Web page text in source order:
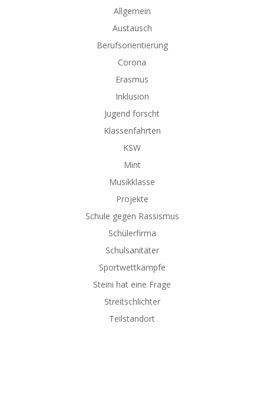
Allgemein
Austausch
Berufsorientierung
Corona
Erasmus
Inklusion
Jugend forscht
Klassenfahrten
KSW
Mint
Musikklasse
Projekte
Schule gegen Rassismus
Schülerfirma
Schulsanitäter
Sportwettkämpfe
Steini hat eine Frage
Streitschlichter
Teilstandort